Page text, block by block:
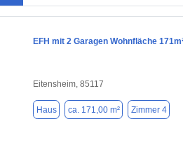
EFH mit 2 Garagen Wohnfläche
Eitensheim, 85117
Haus ca. 171,00 m² Zimmer 4